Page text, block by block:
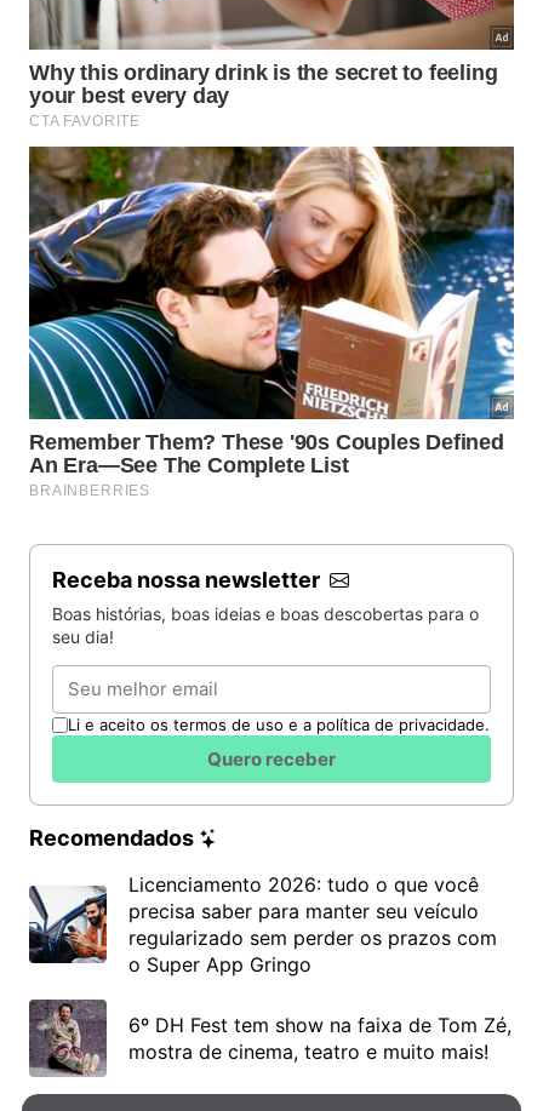
Receba nossa newsletter
Boas histórias, boas ideias e boas descobertas para o
seu dia!
Email
Li e aceito os termos de uso e a política de privacidade.
Quero receber
Recomendados
Licenciamento 2026: tudo o que você
precisa saber para manter seu veículo
regularizado sem perder os prazos com
o Super App Gringo
6º DH Fest tem show na faixa de Tom Zé,
mostra de cinema, teatro e muito mais!